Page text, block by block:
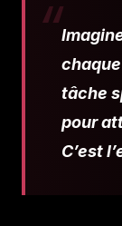
tâche
pour
C’est